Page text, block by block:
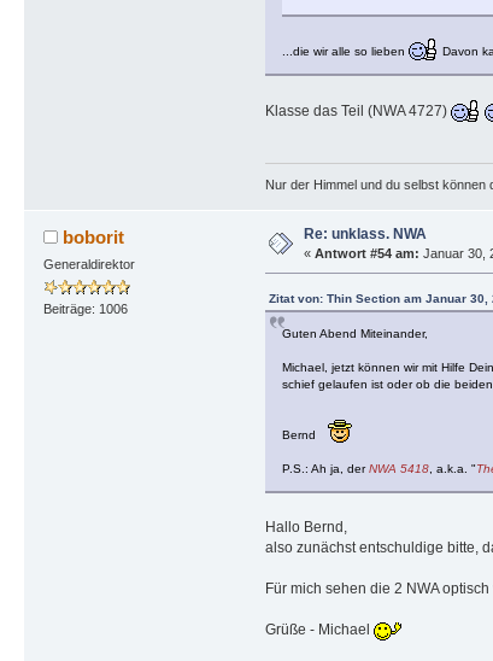
...die wir alle so lieben Davon
Klasse das Teil (NWA 4727)
Nur der Himmel und du selbst können
boborit
Generaldirektor
Beiträge: 1006
Re: unklass. NWA
« Antwort #54 am: Januar 30,
Zitat von: Thin Section am Januar 30,
Guten Abend Miteinander,
Michael, jetzt können wir mit Hilfe
schief gelaufen ist oder ob die
Bernd
P.S.: Ah ja, derNWA 5418, a.k.a. "
Hallo Bernd,
also zunächst entschuldige bitte,
Für mich sehen die 2 NWA
Grüße - Michael